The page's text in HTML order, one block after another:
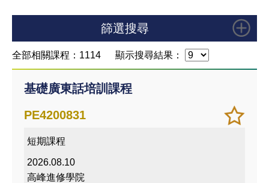
篩選搜尋
全部相關課程：1114 顯示搜尋結果：
基礎廣東話培訓課程
加
入/
儲存
課程
PE4200831
短期課程
2026.08.10
高峰進修學院